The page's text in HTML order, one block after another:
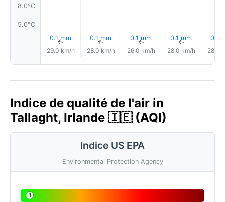
8.0°C
5.0°C
0.1 mm
↑
29.0 km/h
0.1 mm
↑
28.0 km/h
0.1 mm
↑
26.0 km/h
0.1 mm
↑
28.0 km/h
0.1
28.0
Indice de qualité de l'air in
Tallaght, Irlande 🇮🇪 (AQI)
Indice US EPA
Environmental Protection Agency
1